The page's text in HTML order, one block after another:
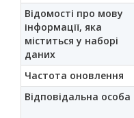
Відомості про мову
інформації, яка
міститься у наборі
даних
Частота оновлення
Відповідальна особа